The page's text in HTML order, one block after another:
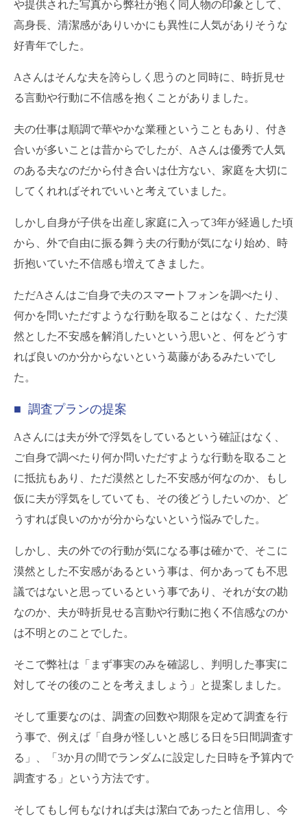
や提供された写真から弊社が抱く同人物の印象として、
高身長、清潔感がありいかにも異性に人気がありそうな
好青年でした。
Aさんはそんな夫を誇らしく思うのと同時に、時折見せ
る言動や行動に不信感を抱くことがありました。
夫の仕事は順調で華やかな業種ということもあり、付き
合いが多いことは昔からでしたが、Aさんは優秀で人気
のある夫なのだから付き合いは仕方ない、家庭を大切に
してくれればそれでいいと考えていました。
しかし自身が子供を出産し家庭に入って3年が経過した頃
から、外で自由に振る舞う夫の行動が気になり始め、時
折抱いていた不信感も増えてきました。
ただAさんはご自身で夫のスマートフォンを調べたり、
何かを問いただすような行動を取ることはなく、ただ漠
然とした不安感を解消したいという思いと、何をどうす
れば良いのか分からないという葛藤があるみたいでし
た。
■ 調査プランの提案
Aさんには夫が外で浮気をしているという確証はなく、
ご自身で調べたり何か問いただすような行動を取ること
に抵抗もあり、ただ漠然とした不安感が何なのか、もし
仮に夫が浮気をしていても、その後どうしたいのか、ど
うすれば良いのかが分からないという悩みでした。
しかし、夫の外での行動が気になる事は確かで、そこに
漠然とした不安感があるという事は、何かあっても不思
議ではないと思っているという事であり、それが女の勘
なのか、夫が時折見せる言動や行動に抱く不信感なのか
は不明とのことでした。
そこで弊社は「まず事実のみを確認し、判明した事実に
対してその後のことを考えましょう」と提案しました。
そして重要なのは、調査の回数や期限を定めて調査を行
う事で、例えば「自身が怪しいと感じる日を5日間調査す
る」、「3か月の間でランダムに設定した日時を予算内で
調査する」という方法です。
そしてもし何もなければ夫は潔白であったと信用し、今